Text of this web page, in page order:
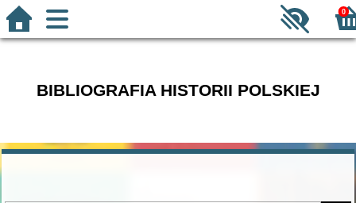
0
BIBLIOGRAFIA HISTORII POLSKIEJ